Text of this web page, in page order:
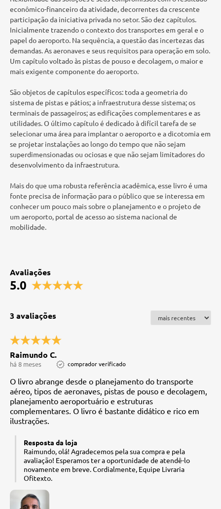
econômico-financeiro da atividade, decorrentes da crescente
participação da iniciativa privada no setor. São dez capítulos.
Inicialmente trazendo o contexto dos transportes em geral e o
papel do aeroporto. Na sequência, a questão das incertezas das
demandas. As aeronaves e seus requisitos para operação em solo.
Um capítulo voltado às pistas de pouso e decolagem, o maior e
mais exigente componente do aeroporto.
São objetos de capítulos específicos: toda a geometria do
sistema de pistas e pátios; a infraestrutura desse sistema; os
terminais de passageiros; as edificações complementares e as
utilidades. O último capítulo é dedicado à difícil tarefa de se
selecionar uma área para implantar o aeroporto e a dicotomia em
se projetar instalações ao longo do tempo que não sejam
superdimensionadas ou ociosas e que não sejam limitadores do
desenvolvimento da infraestrutura.
Mais do que uma robusta referência acadêmica, esse livro é uma
fonte precisa de informação para o público que se interessa em
conhecer um pouco mais sobre o planejamento e o projeto de
um aeroporto, portal de acesso ao sistema nacional de
mobilidade.
Avaliações
5.0
3 avaliações
Raimundo C.
há 8 meses comprador verificado
O livro abrange desde o planejamento do transporte
aéreo, tipos de aeronaves, pistas de pouso e decolagem,
planejamento aeroportuário e estruturas
complementares. O livro é bastante didático e rico em
ilustrações.
Resposta da loja
Raimundo, olá! Agradecemos pela sua compra e pela
avaliação! Esperamos ter a oportunidade de atendê-lo
novamente em breve. Cordialmente, Equipe Livraria
Ofitexto.